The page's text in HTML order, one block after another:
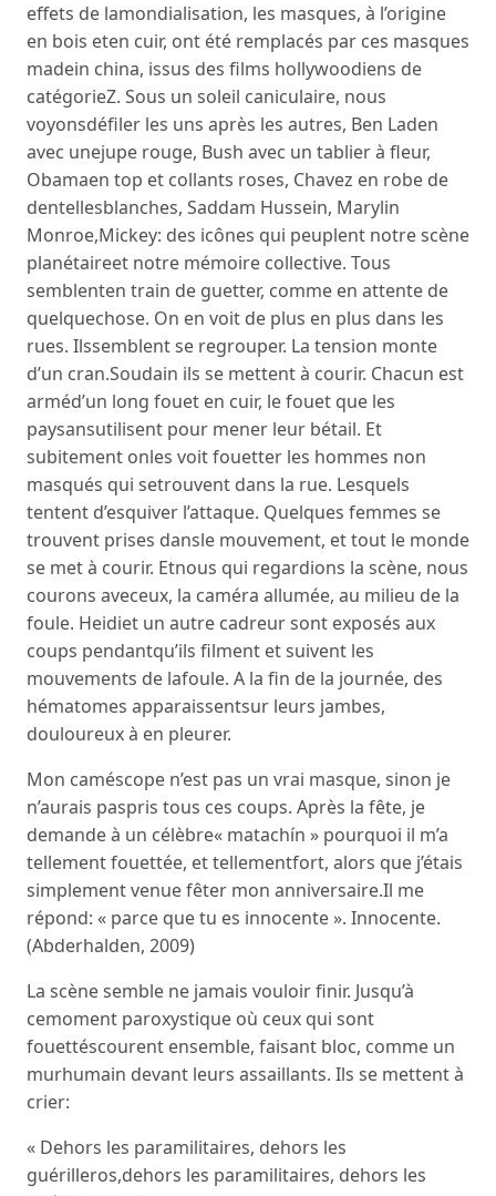
effets de lamondialisation, les masques, à l’origine
en bois eten cuir, ont été remplacés par ces masques
madein china, issus des films hollywoodiens de
catégorieZ. Sous un soleil caniculaire, nous
voyonsdéfiler les uns après les autres, Ben Laden
avec unejupe rouge, Bush avec un tablier à fleur,
Obamaen top et collants roses, Chavez en robe de
dentellesblanches, Saddam Hussein, Marylin
Monroe,Mickey: des icônes qui peuplent notre scène
planétaireet notre mémoire collective. Tous
semblenten train de guetter, comme en attente de
quelquechose. On en voit de plus en plus dans les
rues. Ilssemblent se regrouper. La tension monte
d’un cran.Soudain ils se mettent à courir. Chacun est
arméd’un long fouet en cuir, le fouet que les
paysansutilisent pour mener leur bétail. Et
subitement onles voit fouetter les hommes non
masqués qui setrouvent dans la rue. Lesquels
tentent d’esquiver l’attaque. Quelques femmes se
trouvent prises dansle mouvement, et tout le monde
se met à courir. Etnous qui regardions la scène, nous
courons aveceux, la caméra allumée, au milieu de la
foule. Heidiet un autre cadreur sont exposés aux
coups pendantqu’ils filment et suivent les
mouvements de lafoule. A la fin de la journée, des
hématomes apparaissentsur leurs jambes,
douloureux à en pleurer.
Mon caméscope n’est pas un vrai masque, sinon je
n’aurais paspris tous ces coups. Après la fête, je
demande à un célèbre« matachín » pourquoi il m’a
tellement fouettée, et tellementfort, alors que j’étais
simplement venue fêter mon anniversaire.Il me
répond: « parce que tu es innocente ». Innocente.
(Abderhalden, 2009)
La scène semble ne jamais vouloir finir. Jusqu’à
cemoment paroxystique où ceux qui sont
fouettéscourent ensemble, faisant bloc, comme un
murhumain devant leurs assaillants. Ils se mettent à
crier:
« Dehors les paramilitaires, dehors les
guérilleros,dehors les paramilitaires, dehors les